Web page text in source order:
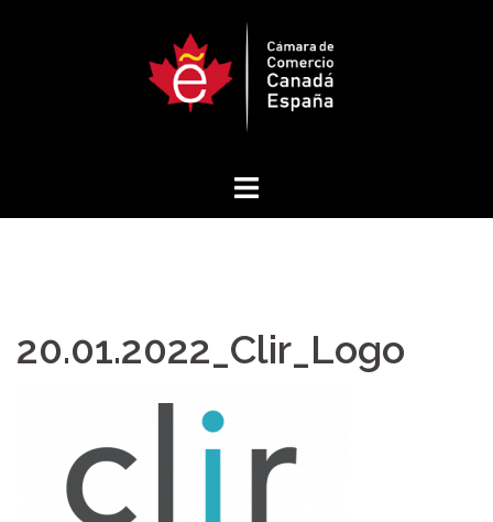
20.01.2022_Clir_Logo